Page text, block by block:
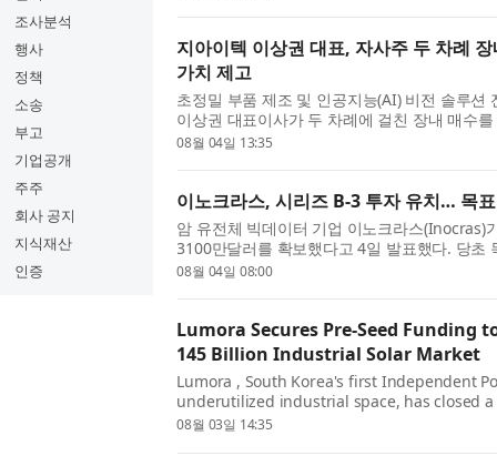
조사분석
행사
정책
소송
부고
기업공개
주주
회사 공지
지식재산
인증
지아이텍 이상권 대표, 자사주 두 차례
가치 제고
초정밀 부품 제조 및 인공지능(AI) 비전 솔루션
이상권 대표이사가 두 차례에 걸친 장내 매수
했다고 밝혔다. 공시에 따르면 이상권 대표는
08월 04일 13:35
이노크라스, 시리즈 B-3 투자 유치… 목
암 유전체 빅데이터 기업 이노크라스(Inocras)
3100만달러를 확보했다고 4일 발표했다. 당초
이노크라스는 암 환자의 전장유전체 데이터를
08월 04일 08:00
Lumora Secures Pre-Seed Funding
145 Billion Industrial Solar Market
Lumora , South Korea's first Independent
underutilized industrial space, has closed
a fund anchored by Yuhan-Kimberly —one
08월 03일 14:35